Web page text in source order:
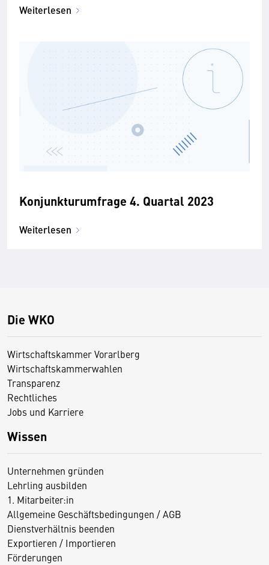
Weiterlesen
Konjunkturumfrage 4. Quartal 2023
Weiterlesen
Die WKO
Wirtschaftskammer Vorarlberg
Wirtschaftskammerwahlen
Transparenz
Rechtliches
Jobs und Karriere
Wissen
Unternehmen gründen
Lehrling ausbilden
1. Mitarbeiter:in
Allgemeine Geschäftsbedingungen / AGB
Dienstverhältnis beenden
Exportieren / Importieren
Förderungen